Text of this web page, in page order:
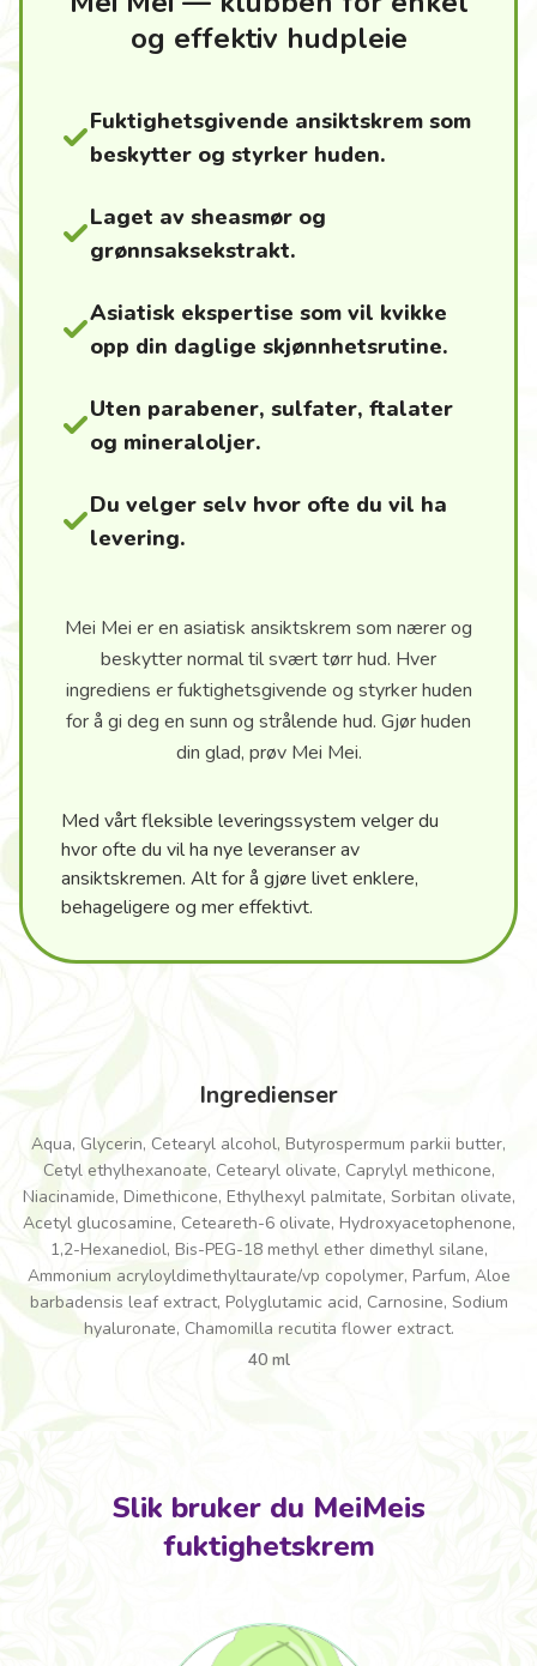
og effektiv hudpleie
Fuktighetsgivende ansiktskrem som
beskytter og styrker huden.
Laget av sheasmør og
grønnsaksekstrakt.
Asiatisk ekspertise som vil kvikke
opp din daglige skjønnhetsrutine.
Uten parabener, sulfater, ftalater
og mineraloljer.
Du velger selv hvor ofte du vil ha
levering.
Mei Mei er en asiatisk ansiktskrem som nærer og
beskytter normal til svært tørr hud. Hver
ingrediens er fuktighetsgivende og styrker huden
for å gi deg en sunn og strålende hud. Gjør huden
din glad, prøv Mei Mei.
Med vårt fleksible leveringssystem velger du
hvor ofte du vil ha nye leveranser av
ansiktskremen. Alt for å gjøre livet enklere,
behageligere og mer effektivt.
Ingredienser
Aqua, Glycerin, Cetearyl alcohol, Butyrospermum parkii butter,
Cetyl ethylhexanoate, Cetearyl olivate, Caprylyl methicone,
Niacinamide, Dimethicone, Ethylhexyl palmitate, Sorbitan olivate,
Acetyl glucosamine, Ceteareth-6 olivate, Hydroxyacetophenone,
1,2-Hexanediol, Bis-PEG-18 methyl ether dimethyl silane,
Ammonium acryloyldimethyltaurate/vp copolymer, Parfum, Aloe
barbadensis leaf extract, Polyglutamic acid, Carnosine, Sodium
hyaluronate, Chamomilla recutita flower extract.
40 ml
Slik bruker du MeiMeis
fuktighetskrem